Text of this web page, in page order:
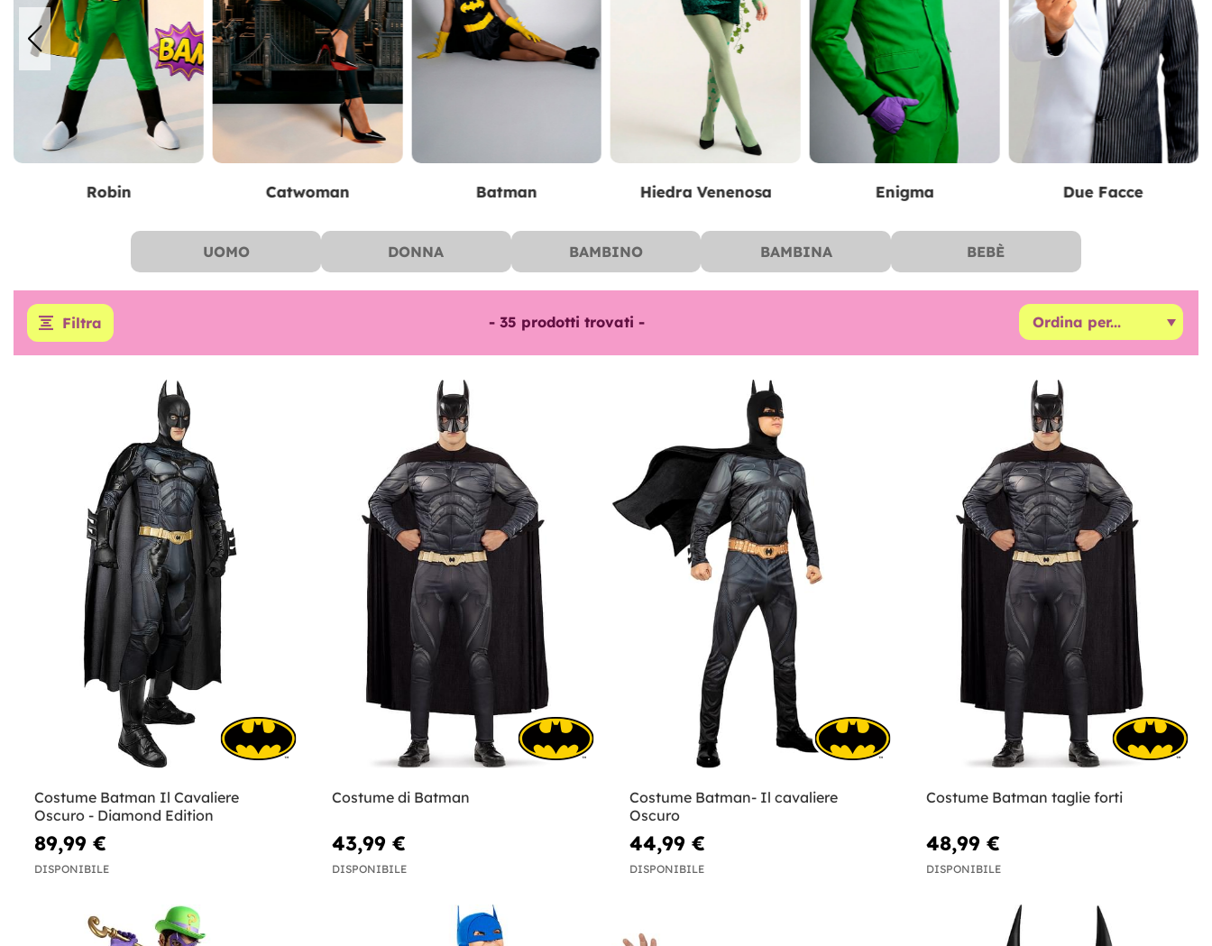
Joker Harley Quinn Robin Catwoman Batman Hiedra Venenosa
UOMO DONNA BAMBINO BAMBINA BEBÈ
Filtra - 35 prodotti trovati -
Costume Batman Il Cavaliere
Oscuro - Diamond Edition
89,99 €
DISPONIBILE
Costume di Batman
43,99 €
DISPONIBILE
Costume Batman- Il cavaliere
Oscuro
44,99 €
DISPONIBILE
Costume Batman taglie forti
48,99 €
DISPONIBILE